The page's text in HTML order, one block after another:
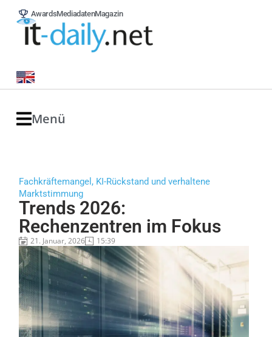
AwardsMediadatenMagazin
Menü
Fachkräftemangel, KI-Rückstand und verhaltene
Marktstimmung
Trends 2026:
Rechenzentren im Fokus
21. Januar, 2026 15:39